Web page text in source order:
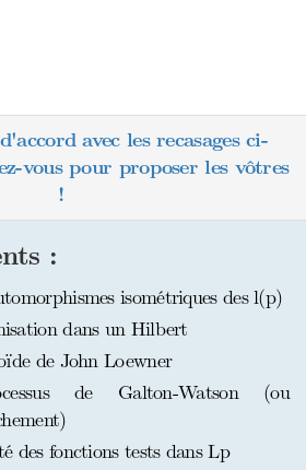
avec les recasages ci-
vous pour proposer les vôtres
!
:
isométriques des l(p)
dans un Hilbert
de John Loewner
de Galton-Watson (ou
des fonctions tests dans Lp